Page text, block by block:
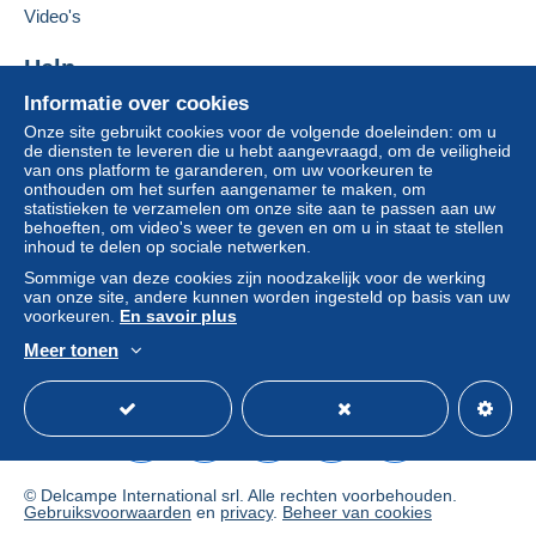
Als de verkoopvoorwaarden van de verkoper
betalingsvoorwaarden van de website van
Delcampe, zoals gedefinieerd in de
gebruiksvoorwaarden , zijn de enige die van
toepassing zijn.
Aankopen moeten worden betaald binnen14
dagenna ontvangst van de eindafrekening van de
Garantie:
Herroepingsrecht|Retourkosten ten laste van de
koper.
Om de termijnen voor terugzending en
terugbetaling van het item te weten,raadpleegt u
het Delcampe-charter
Frais d'envois :
Pour la France en lettre suivi:
Informatie over cookies
Onze site gebruikt cookies voor de volgende doeleinden: om u
de diensten te leveren die u hebt aangevraagd, om de veiligheid
van ons platform te garanderen, om uw voorkeuren te
onthouden om het surfen aangenamer te maken, om
statistieken te verzamelen om onze site aan te passen aan uw
behoeften, om video's weer te geven en om u in staat te stellen
inhoud te delen op sociale netwerken.
Sommige van deze cookies zijn noodzakelijk voor de werking
van onze site, andere kunnen worden ingesteld op basis van uw
voorkeuren. En savoir plus
Meer tonen
Video's
Help
Hulpcentrum
Kopen op Delcampe
Verkopen op Delcampe
Een beveiligde website
© Delcampe International srl. Alle rechten voorbehouden.
Gebruiksvoorwaarden en privacy. Beheer van cookies